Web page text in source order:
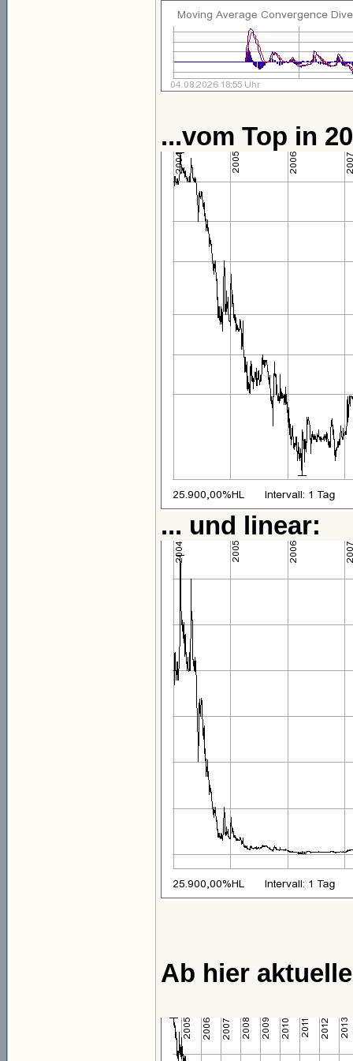
...vom Top in
... und linear:
Ab hier